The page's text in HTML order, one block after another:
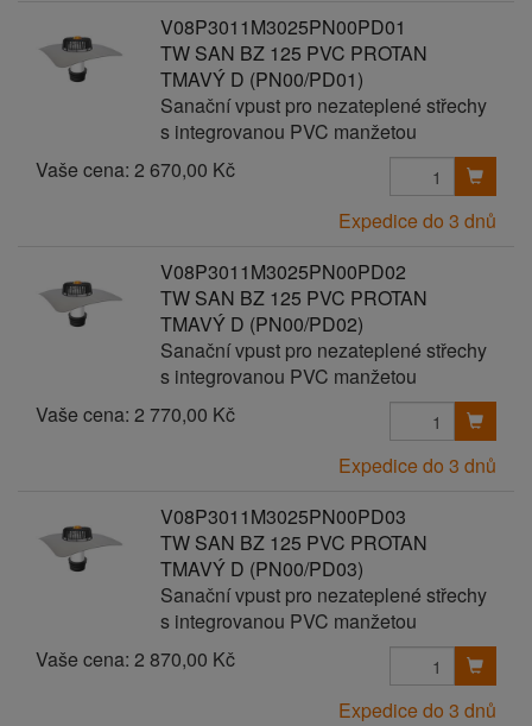
V08P3011M3025PN00PD01
TW SAN BZ 125 PVC PROTAN
TMAVÝ D (PN00/PD01)
Sanační vpust pro nezateplené střechy
s integrovanou PVC manžetou
Vaše cena: 2 670,00 Kč
Expedice do 3 dnů
V08P3011M3025PN00PD02
TW SAN BZ 125 PVC PROTAN
TMAVÝ D (PN00/PD02)
Sanační vpust pro nezateplené střechy
s integrovanou PVC manžetou
Vaše cena: 2 770,00 Kč
Expedice do 3 dnů
V08P3011M3025PN00PD03
TW SAN BZ 125 PVC PROTAN
TMAVÝ D (PN00/PD03)
Sanační vpust pro nezateplené střechy
s integrovanou PVC manžetou
Vaše cena: 2 870,00 Kč
Expedice do 3 dnů